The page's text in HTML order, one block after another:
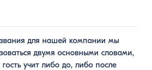
для нашей компании мы
двумя основными словами,
учит либо до, либо после